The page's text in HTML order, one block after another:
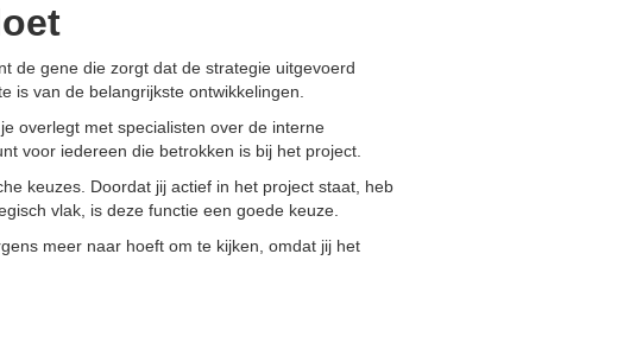
de gene die zorgt dat de strategie uitgevoerd
is van de belangrijkste ontwikkelingen.
overlegt met specialisten over de interne
voor iedereen die betrokken is bij het project.
keuzes. Doordat jij actief in het project staat, heb
vlak, is deze functie een goede keuze.
meer naar hoeft om te kijken, omdat jij het